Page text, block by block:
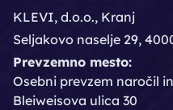
KLEVI, d.o.o., Kranj
Seljakovo naselje 29,
Prevzemno mesto:
Osebni prevzem naročil
Bleiweisova ulica 30